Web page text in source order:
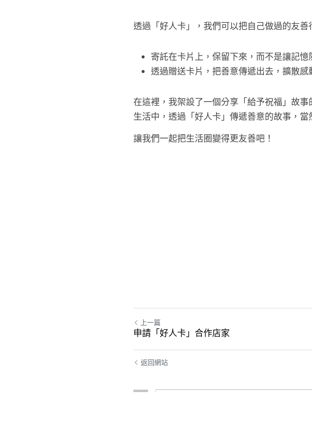
透過「好人卡」，我們可以把自己做過的友
寄託在卡片上，保留下來，而不是讓記
透過贈送卡片，把善意傳遞出去，擴散
在這裡，我架設了一個分享「給予祝福」故
生活中，透過「好人卡」傳遞善意的故事，
讓我們一起把生活圈變得更友善吧！
上一篇
申請「好人卡」合作店家
返回網站